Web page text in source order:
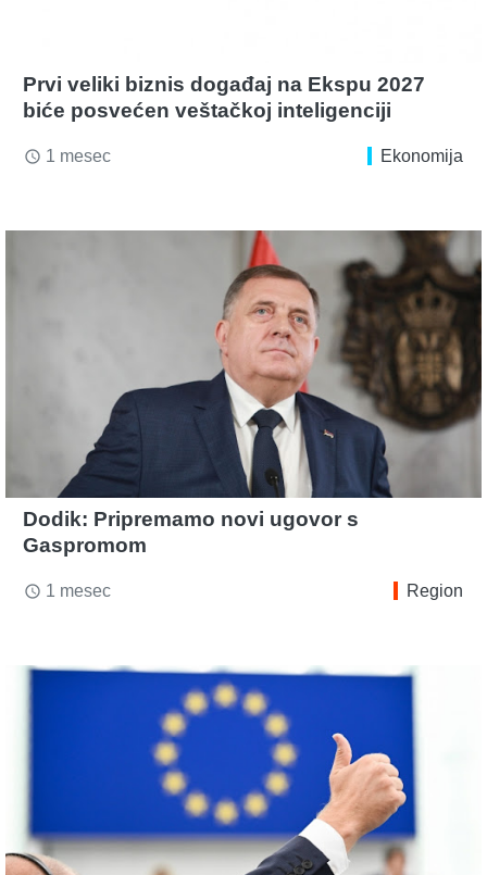
Prvi veliki biznis događaj na Ekspu 2027
biće posvećen veštačkoj inteligenciji
access_time 1 mesec Ekonomija
Dodik: Pripremamo novi ugovor s
Gaspromom
access_time 1 mesec Region